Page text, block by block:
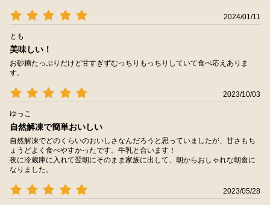
2024/01/11
とも
美味しい！
お砂糖たっぷりだけど甘すぎずむっちりもっちりしていて食べ応えありま
す。
2023/10/03
ゆっこ
自然解凍で簡単おいしい
自然解凍でどのくらいのおいしさなんだろうと思っていましたが、甘さもち
ょうどよく食べやすかったです。牛乳と合います！
夜に冷蔵庫に入れて翌朝にそのまま家族に出して、朝からおしゃれな朝食に
なりました。
2023/05/28